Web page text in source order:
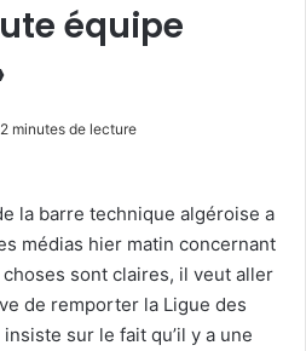
équipe
2 minutes de lecture
la barre technique algéroise a
médias hier matin concernant
sont claires, il veut aller
de remporter la Ligue des
sur le fait qu’il y a une